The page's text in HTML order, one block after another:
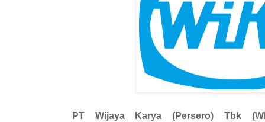
PT Wijaya Karya (Persero) Tbk